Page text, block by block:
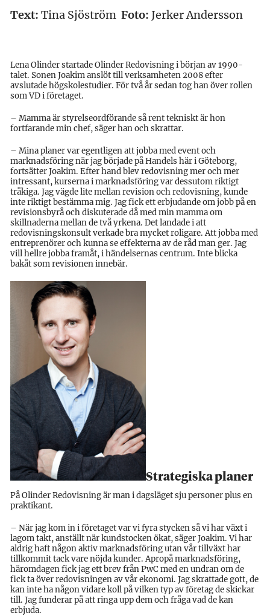
Text: Tina Sjöström Foto: Jerker Andersson
Lena Olinder startade Olinder Redovisning i början av 1990-
talet. Sonen Joakim anslöt till verksamheten 2008 efter
avslutade högskolestudier. För två år sedan tog han över rollen
som VD i företaget.
– Mamma är styrelseordförande så rent tekniskt är hon
fortfarande min chef, säger han och skrattar.
– Mina planer var egentligen att jobba med event och
marknadsföring när jag började på Handels här i Göteborg,
fortsätter Joakim. Efter hand blev redovisning mer och mer
intressant, kurserna i marknadsföring var dessutom riktigt
tråkiga. Jag vägde lite mellan revision och redovisning, kunde
inte riktigt bestämma mig. Jag fick ett erbjudande om jobb på en
revisionsbyrå och diskuterade då med min mamma om
skillnaderna mellan de två yrkena. Det landade i att
redovisningskonsult verkade bra mycket roligare. Att jobba med
entreprenörer och kunna se effekterna av de råd man ger. Jag
vill hellre jobba framåt, i händelsernas centrum. Inte blicka
bakåt som revisionen innebär.
Strategiska planer
På Olinder Redovisning är man i dagsläget sju personer plus en
praktikant.
– När jag kom in i företaget var vi fyra stycken så vi har växt i
lagom takt, anställt när kundstocken ökat, säger Joakim. Vi har
aldrig haft någon aktiv marknadsföring utan vår tillväxt har
tillkommit tack vare nöjda kunder. Apropå marknadsföring,
häromdagen fick jag ett brev från PwC med en undran om de
fick ta över redovisningen av vår ekonomi. Jag skrattade gott, de
kan inte ha någon vidare koll på vilken typ av företag de skickar
till. Jag funderar på att ringa upp dem och fråga vad de kan
erbjuda.